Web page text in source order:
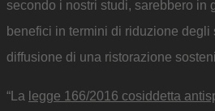
secondo i nostri studi, sarebbero in
benefici in termini di riduzione degli
diffusione di una ristorazione
“La legge 166/2016 cosiddetta